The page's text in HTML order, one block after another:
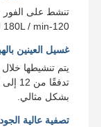
تنشط على
120-180L / min لتحرير الطوارئ الفعالة.
غسيل العينين
يتم تنشيطها
بشكل مثالي.
تصفية عالية